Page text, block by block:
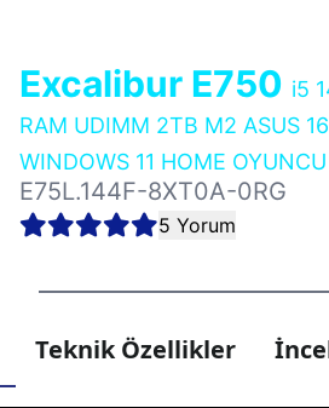
Excalibur E750 i5
RAM UDIMM 2TB M2 ASUS
WINDOWS 11 HOME
E75L.144F-8XT0A-0RG
5 Yorum
Teknik Özellikler